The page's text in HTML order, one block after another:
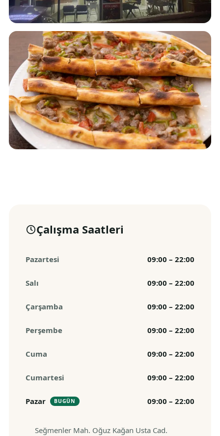
Çalışma Saatleri
Pazartesi 09:00 – 22:00
Salı 09:00 – 22:00
Çarşamba 09:00 – 22:00
Perşembe 09:00 – 22:00
Cuma 09:00 – 22:00
Cumartesi 09:00 – 22:00
Pazar BUGÜN 09:00 – 22:00
Seğmenler Mah. Oğuz Kağan Usta Cad.